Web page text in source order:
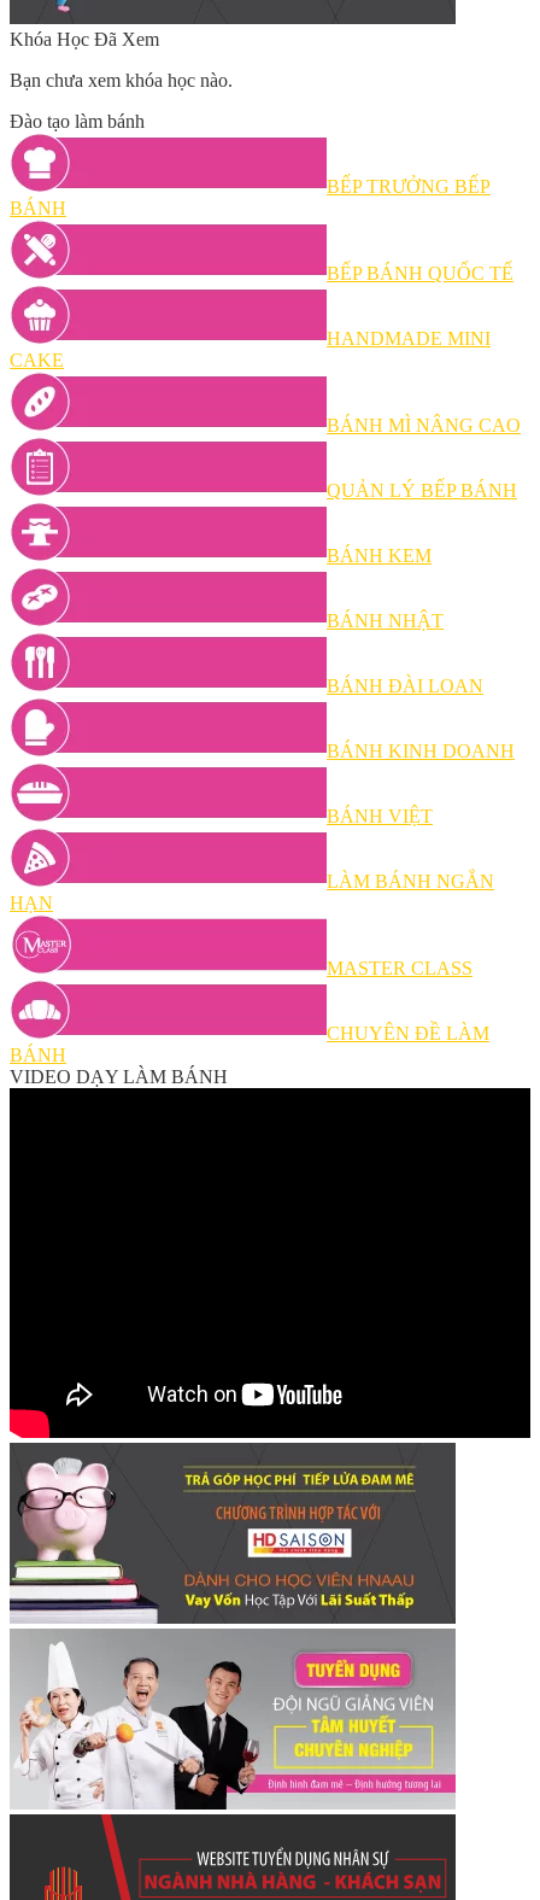
Khóa Học Đã Xem
Bạn chưa xem khóa học nào.
Đào tạo làm bánh
BẾP TRƯỞNG BẾP
BÁNH
BẾP BÁNH QUỐC TẾ
HANDMADE MINI
CAKE
BÁNH MÌ NÂNG CAO
QUẢN LÝ BẾP BÁNH
BÁNH KEM
BÁNH NHẬT
BÁNH ĐÀI LOAN
BÁNH KINH DOANH
BÁNH VIỆT
LÀM BÁNH NGẮN
HẠN
MASTER CLASS
CHUYÊN ĐỀ LÀM
BÁNH
VIDEO DẠY LÀM BÁNH